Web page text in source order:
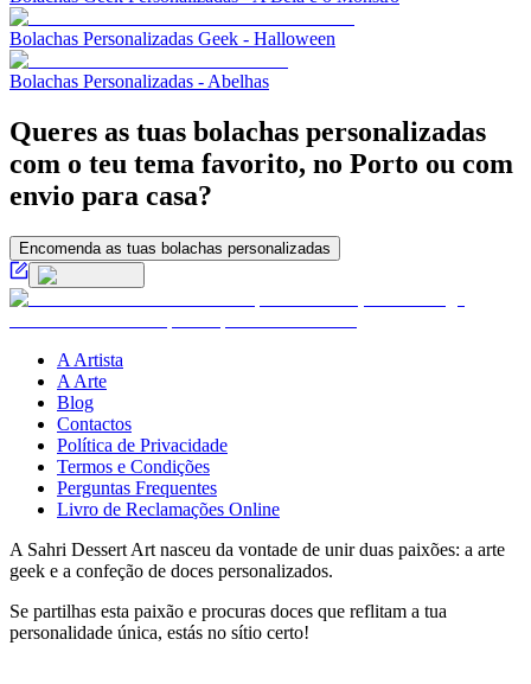
Bolachas Personalizadas Geek - Halloween
Bolachas Personalizadas - Abelhas
Queres as tuas bolachas personalizadas
com o teu tema favorito, no Porto ou com
envio para casa?
Encomenda as tuas bolachas personalizadas
A Artista
A Arte
Blog
Contactos
Política de Privacidade
Termos e Condições
Perguntas Frequentes
Livro de Reclamações Online
A Sahri Dessert Art nasceu da vontade de unir duas paixões: a arte
geek e a confeção de doces personalizados.
Se partilhas esta paixão e procuras doces que reflitam a tua
personalidade única, estás no sítio certo!